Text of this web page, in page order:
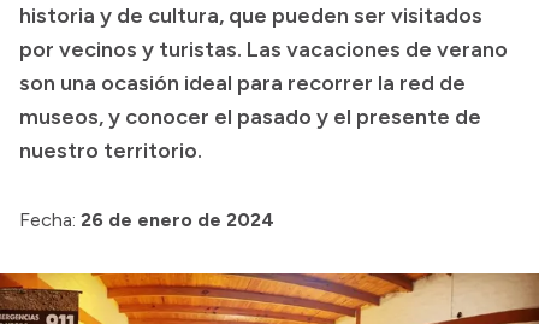
Presupuesto
Compras y licitaciones
Consulta de expedientes
Consulta de pago a proveedores
historia y de cultura, que pueden ser visitados
por vecinos y turistas. Las vacaciones de verano
son una ocasión ideal para recorrer la red de
museos, y conocer el pasado y el presente de
nuestro territorio.
Fecha: 26 de enero de 2024